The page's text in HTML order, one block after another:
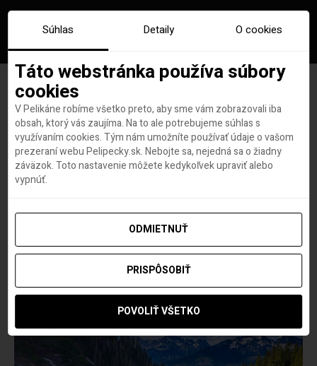
Dva dni bez telefónu? USA
ponúka tisíc dolárov za
digitálny detox v národnom
Hana Hudson 31. AUGUSTA 2020
Súhlas Detaily O cookies
Táto webstránka používa súbory
cookies
V Pelikáne robíme všetko preto, aby sme vám zobrazovali iba
obsah, ktorý vás zaujíma. Na to ale potrebujeme súhlas s
využívaním cookies. Tým nám umožníte používať údaje o vašom
prezeraní webu Pelipecky.sk. Nebojte sa, nejedná sa o žiadny
záväzok. Toto nastavenie môžete kedykoľvek upraviť alebo
vypnúť.
ODMIETNUŤ
PRISPÔSOBIŤ
POVOLIŤ VŠETKO